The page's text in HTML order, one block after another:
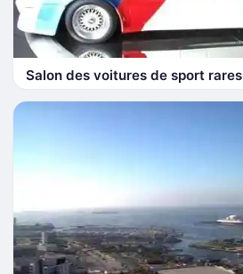
Salon des voitures de sport rares